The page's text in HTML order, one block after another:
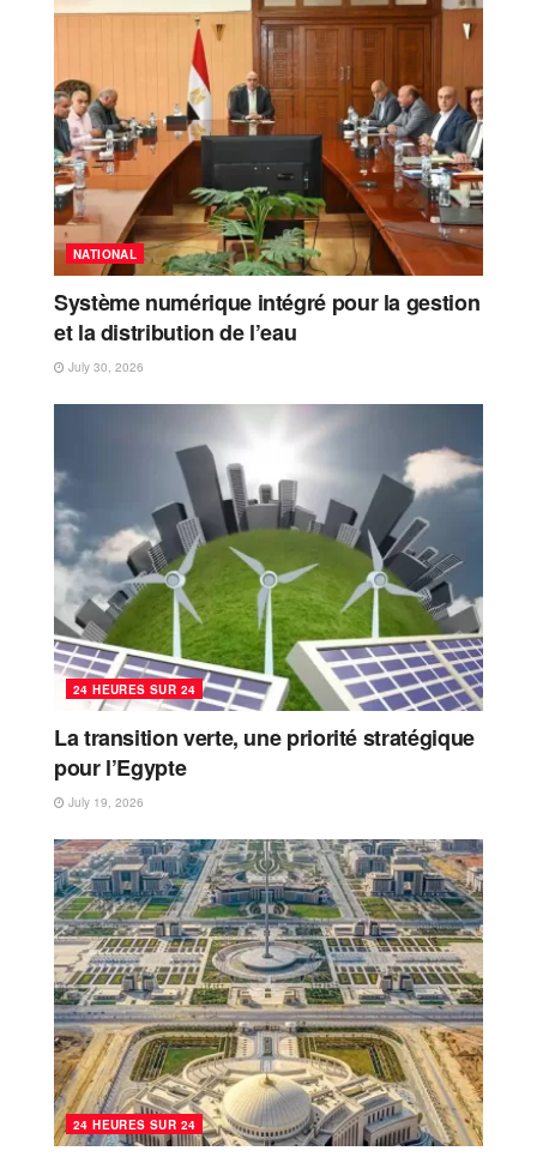
NATIONAL
Système numérique intégré pour la gestion
et la distribution de l’eau
July 30, 2026
24 HEURES SUR 24
La transition verte, une priorité stratégique
pour l’Egypte
July 19, 2026
24 HEURES SUR 24